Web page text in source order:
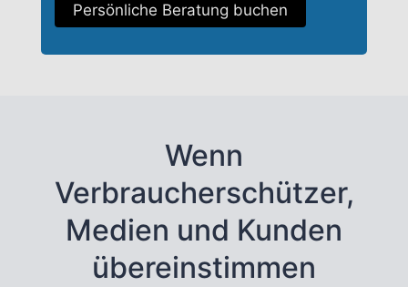
Persönliche Beratung buchen
Wenn
Verbraucherschützer,
Medien und Kunden
übereinstimmen